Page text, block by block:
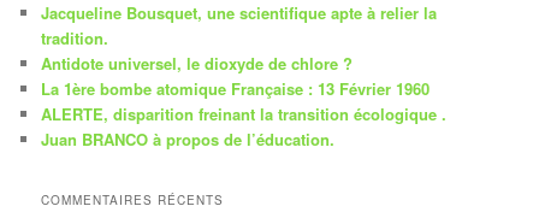
r
c
h
e
Jacqueline Bousquet, une scientifique apte à relier la
tradition.
Antidote universel, le dioxyde de chlore ?
La 1ère bombe atomique Française : 13 Février 1960
ALERTE, disparition freinant la transition écologique .
Juan BRANCO à propos de l’éducation.
COMMENTAIRES RÉCENTS